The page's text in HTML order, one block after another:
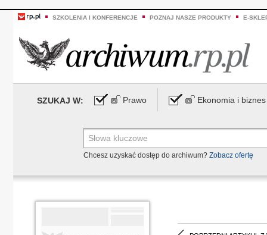
SZKOLENIA I KONFERENCJE POZNAJ NASZE PRODUKTY E-
SZUKAJ W: Prawo Ekonomia i biznes
Chcesz uzyskać dostęp do archiwum? Zobacz ofertę